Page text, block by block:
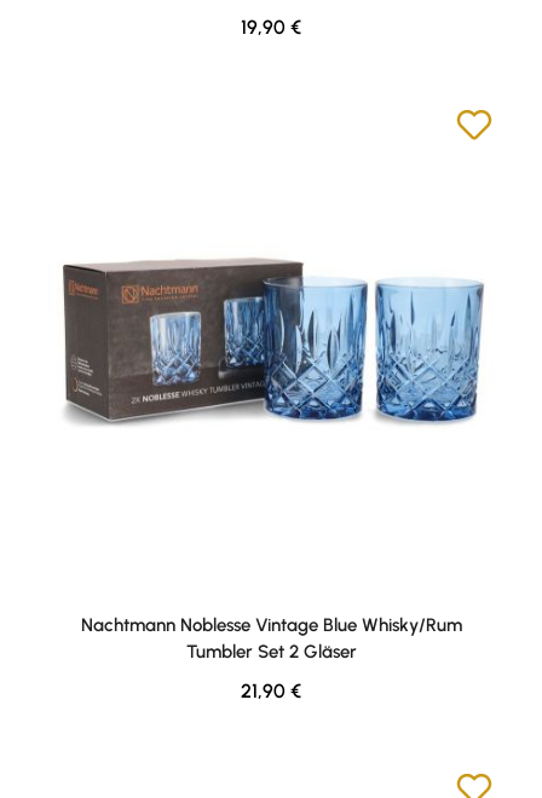
Regulärer Preis:
19,90 €
Nachtmann Noblesse Vintage Blue Whisky/Rum
Tumbler Set 2 Gläser
Regulärer Preis:
21,90 €